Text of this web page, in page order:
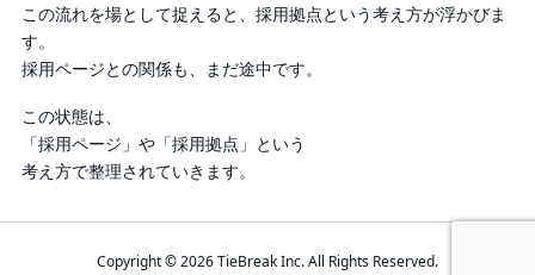
この流れを場として捉えると、採用拠点という考え方が浮かびま
す。
採用ページとの関係も、まだ途中です。
この状態は、
「採用ページ」や「採用拠点」という
考え方で整理されていきます。
Copyright © 2026 TieBreak Inc. All Rights Reserved.